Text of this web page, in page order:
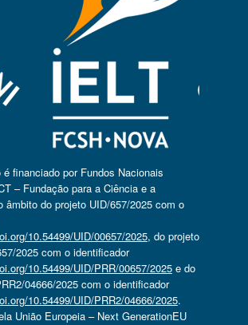
é financiado por Fundos Nacionais
– Fundação para a Ciência e a
âmbito do projeto UID/657/2025 com o
10.54499/UID/00657/2025, do projeto
2025 com o identificador
10.54499/UID/PRR/00657/2025e do
04666/2025 com o identificador
10.54499/UID/PRR2/04666/2025.
União Europeia – Next GenerationEU